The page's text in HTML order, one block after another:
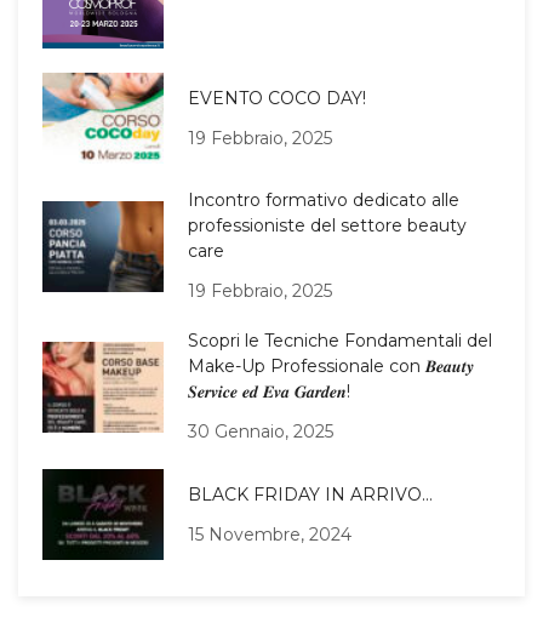
EVENTO COCO DAY!
19 Febbraio, 2025
Incontro formativo dedicato alle
professioniste del settore beauty
care
19 Febbraio, 2025
Scopri le Tecniche Fondamentali del
Make-Up Professionale con 𝑩𝒆𝒂𝒖𝒕𝒚
𝑺𝒆𝒓𝒗𝒊𝒄𝒆 𝒆𝒅 𝑬𝒗𝒂 𝑮𝒂𝒓𝒅𝒆𝒏!
30 Gennaio, 2025
BLACK FRIDAY IN ARRIVO…
15 Novembre, 2024